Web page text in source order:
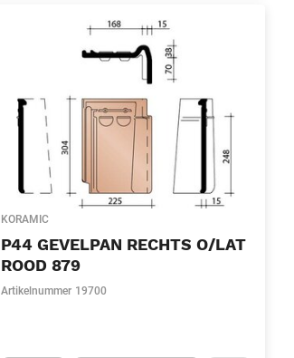
KORAMIC
P44 GEVELPAN RECHTS O/LAT
ROOD 879
Artikelnummer 19700